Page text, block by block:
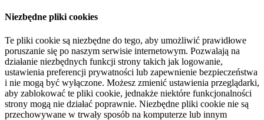
Niezbędne pliki cookies
Te pliki cookie są niezbędne do tego, aby umożliwić prawidłowe
poruszanie się po naszym serwisie internetowym. Pozwalają na
działanie niezbędnych funkcji strony takich jak logowanie,
ustawienia preferencji prywatności lub zapewnienie bezpieczeństwa
i nie mogą być wyłączone. Możesz zmienić ustawienia przeglądarki,
aby zablokować te pliki cookie, jednakże niektóre funkcjonalności
strony mogą nie działać poprawnie. Niezbędne pliki cookie nie są
przechowywane w trwały sposób na komputerze lub innym